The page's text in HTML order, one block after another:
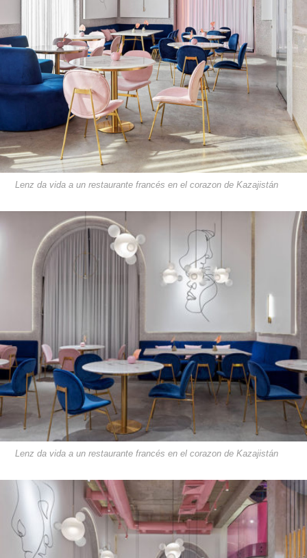
Lenz da vida a un restaurante francés en el corazon de Kazajistán
Lenz da vida a un restaurante francés en el corazon de Kazajistán